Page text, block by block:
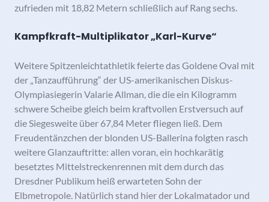
zufrieden mit 18,82 Metern schließlich auf Rang sechs.
Kampfkraft-Multiplikator „Karl-Kurve“
Weitere Spitzenleichtathletik feierte das Goldene Oval mit
der „Tanzaufführung“ der US-amerikanischen Diskus-
Olympiasiegerin Valarie Allman, die die ein Kilogramm
schwere Scheibe gleich beim kraftvollen Erstversuch auf
die Siegesweite über 67,84 Meter fliegen ließ. Dem
Freudentänzchen der blonden US-Ballerina folgten rasch
weitere Glanzauftritte: allen voran, ein hochkarätig
besetztes Mittelstreckenrennen mit dem durch das
Dresdner Publikum heiß erwarteten Sohn der
Elbmetropole. Natürlich stand hier der Lokalmatador und